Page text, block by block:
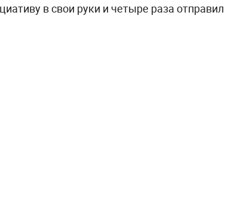
в свои руки и четыре раза отправил